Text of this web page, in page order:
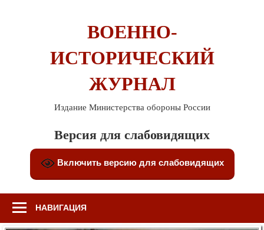
ВОЕННО-
ИСТОРИЧЕСКИЙ
ЖУРНАЛ
Издание Министерства обороны России
Версия для слабовидящих
Включить версию для слабовидящих
НАВИГАЦИЯ